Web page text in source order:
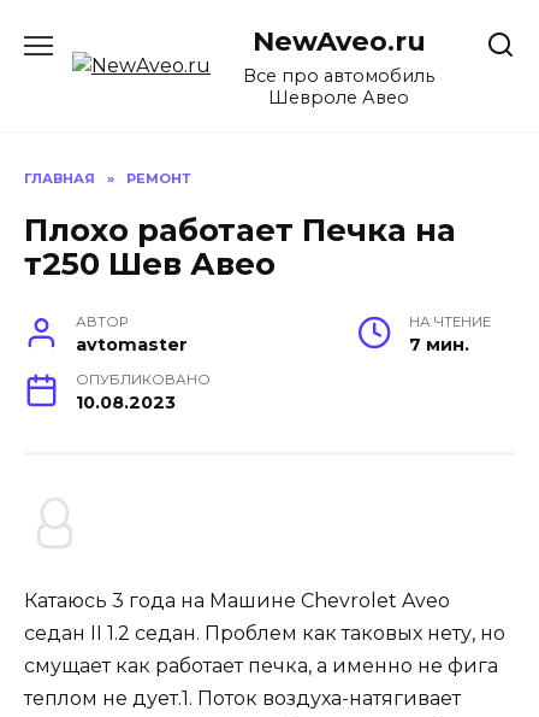
содержанию
NewAveo.ru
Все про автомобиль
Шевроле Авео
ГЛАВНАЯ » РЕМОНТ
Плохо работает Печка на
т250 Шев Авео
АВТОР
avtomaster
НА ЧТЕНИЕ
7 мин.
ОПУБЛИКОВАНО
10.08.2023
Катаюсь 3 года на Машине Chevrolet Aveo
седан II 1.2 седан. Проблем как таковых нету, но
смущает как работает печка, а именно не фига
теплом не дует.1. Поток воздуха-натягивает